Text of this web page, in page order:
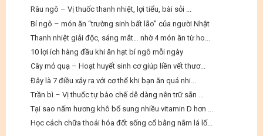
Râu ngô – Vị thuốc thanh nhiệt, lợi tiểu, bài sỏi ...
Bí ngô – món ăn “trường sinh bất lão” của người Nhật
Thanh nhiệt giải độc, sáng mắt… nhờ 4 món ăn từ ho...
10 lợi ích hàng đầu khi ăn hạt bí ngô mỗi ngày
Cây mỏ quạ – Hoạt huyết sinh cơ giúp liền vết thươ...
Đây là 7 điều xảy ra với cơ thể khi bạn ăn quá nhi...
Trần bì – Vị thuốc tự bào chế dễ dàng nên trữ sẵn ...
Tại sao nấm hương khô bổ sung nhiều vitamin D hơn ...
Học cách chữa thoái hóa đốt sống cổ bằng nắm lá lố...